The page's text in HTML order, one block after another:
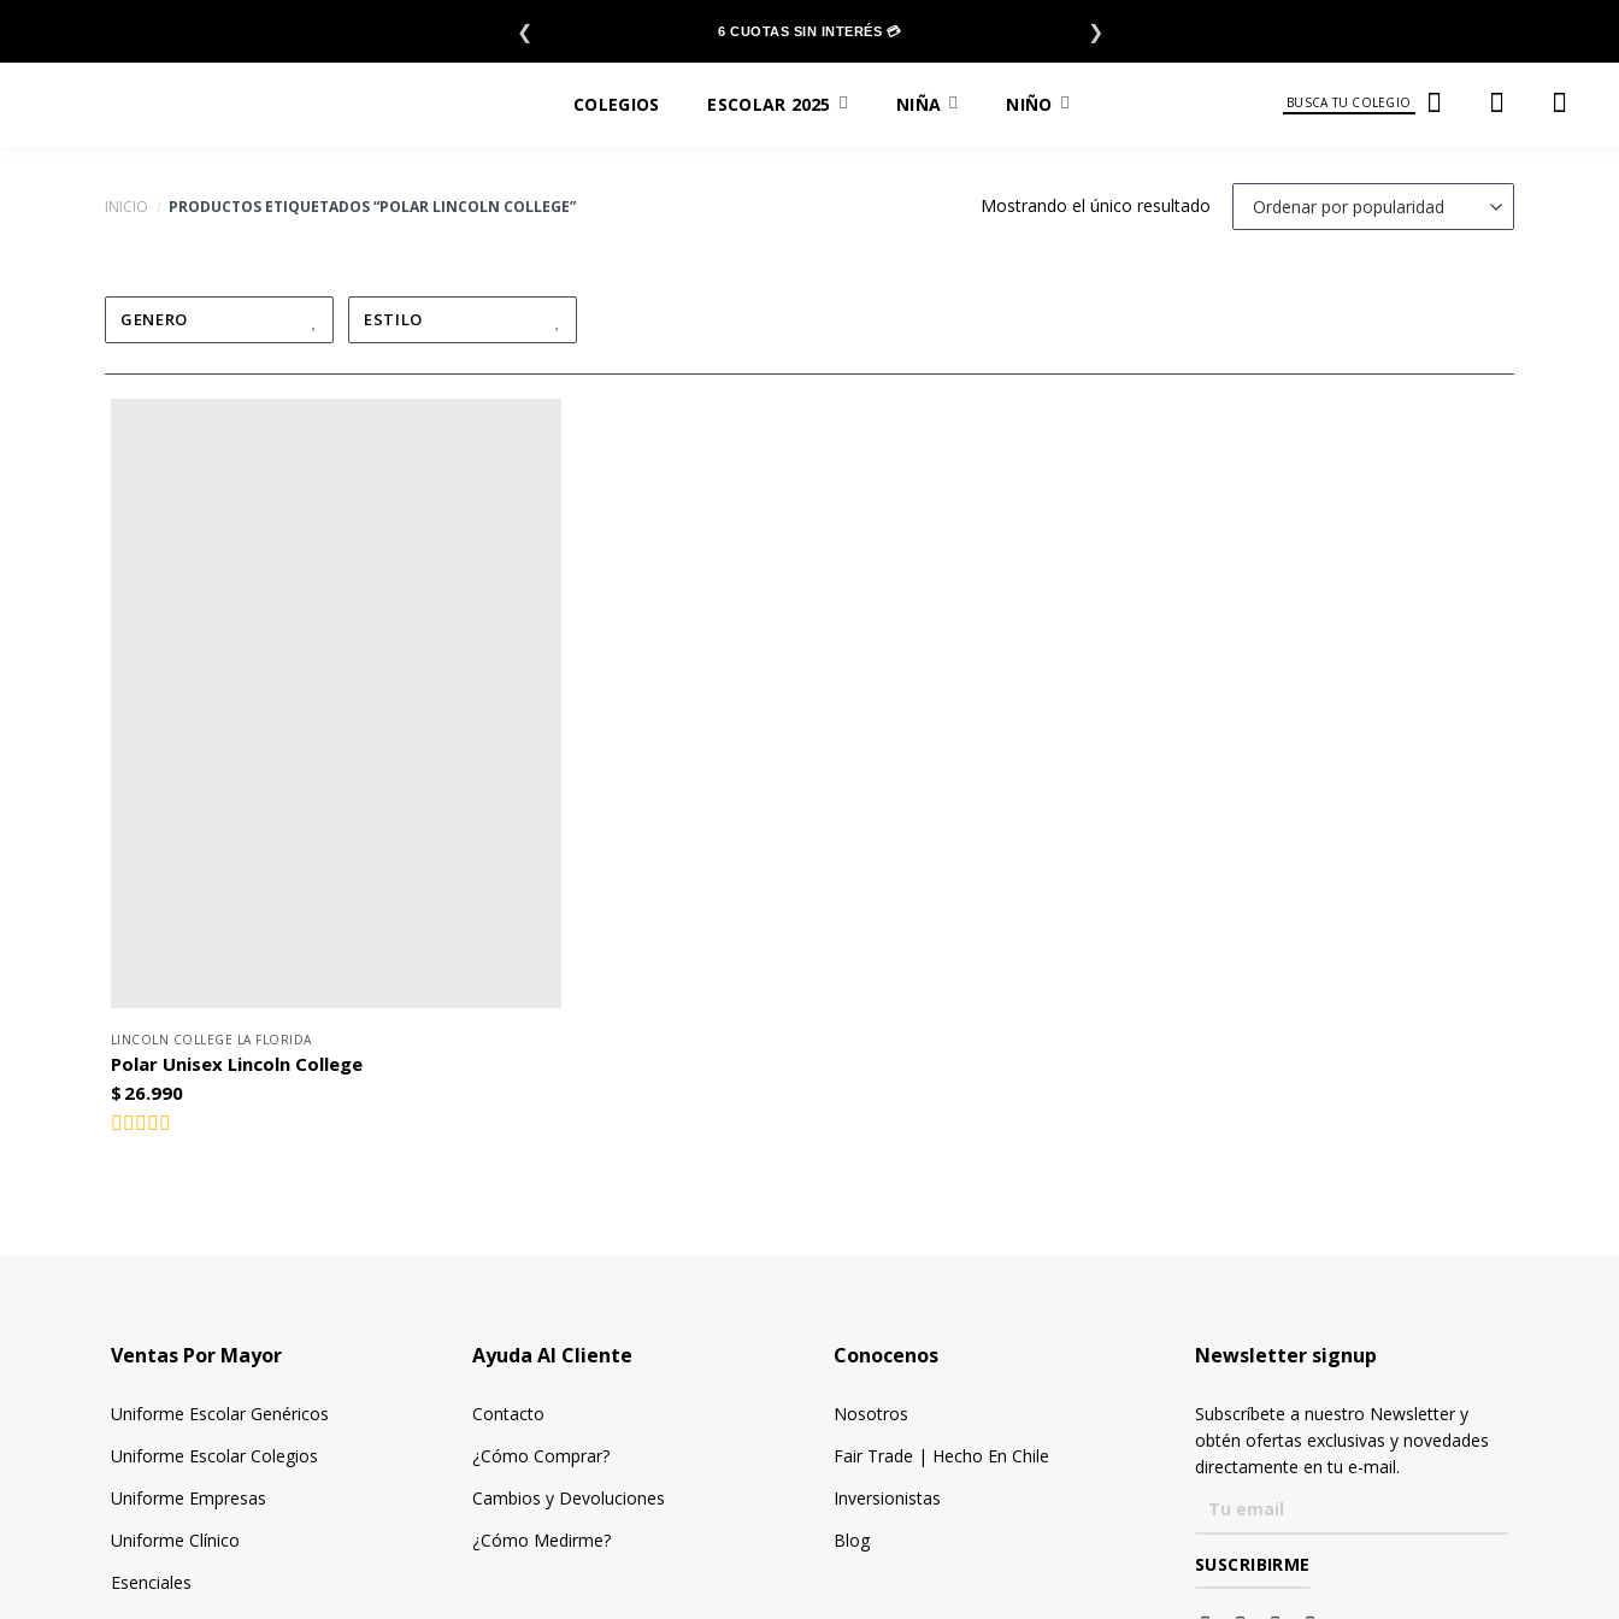
❮ 6 CUOTAS SIN INTERÉS 💳 ❯
COLEGIOS ESCOLAR 2025 NIÑA NIÑO BUSCA TU COLEGIO
INICIO / PRODUCTOS ETIQUETADOS “POLAR LINCOLN COLLEGE” Mostrando el único resultado
GENERO ESTILO
LINCOLN COLLEGE LA FLORIDA
Polar Unisex Lincoln College
$ 26.990
Ventas Por Mayor
Uniforme Escolar Genéricos
Uniforme Escolar Colegios
Uniforme Empresas
Uniforme Clínico
Esenciales
Ayuda Al Cliente
Contacto
¿Cómo Comprar?
Cambios y Devoluciones
¿Cómo Medirme?
Conocenos
Nosotros
Fair Trade | Hecho En Chile
Inversionistas
Blog
Newsletter signup
Subscríbete a nuestro Newsletter y
obtén ofertas exclusivas y novedades
directamente en tu e-mail.